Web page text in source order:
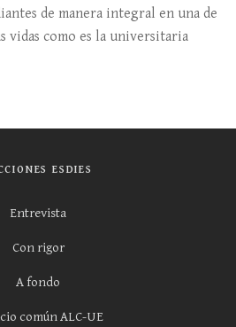
de manera integral en una de
vidas como es la universitaria
ESDIES
Entrevista
Con rigor
A fondo
común ALC-UE